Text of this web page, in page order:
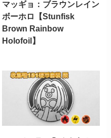
マッギョ：ブラウンレイン
ボーホロ【Stunfisk
Brown Rainbow
Holofoil】